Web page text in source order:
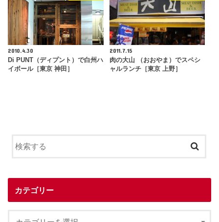
2010.4.30
Di PUNT（ディプント）で白州ハ
イボール［東京 神田］
2011.7.15
肉の大山 （おおやま）でスペシ
ャルランチ［東京 上野］
カテゴリー